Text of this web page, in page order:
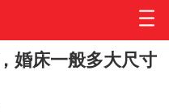
婚床一般多大尺寸